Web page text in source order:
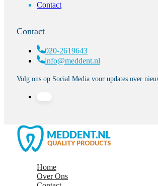
Contact
Contact
020-2619643
info@meddent.nl
Volg ons op Social Media voor updates over
Home
Over Ons